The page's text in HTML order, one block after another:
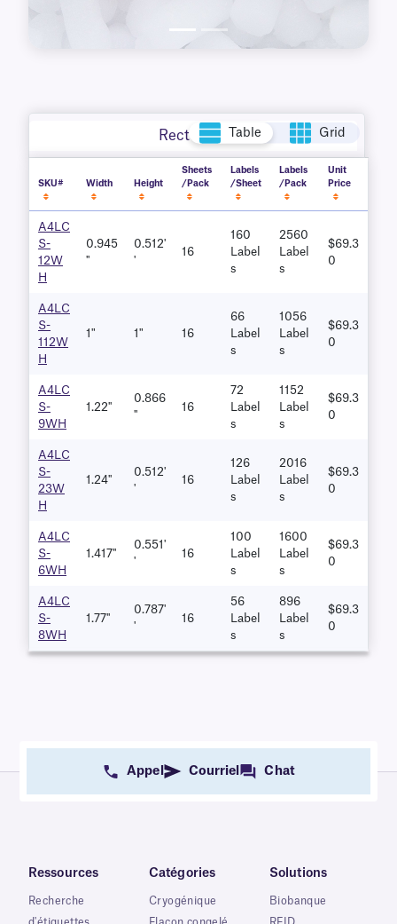
Rectangle Table Grid
SKU# Width Height
Sheets
/Pack
Labels
/Sheet
Labels
/Pack
Unit
Price
A4LC
S-
12W
H
0.945
''
0.512'
'
16
160
Label
S
2560
Label
S
$69.3
0
A4LC
S-
112W
H
1" 1" 16
66
Label
S
1056
Label
S
$69.3
0
A4LC
S-
9WH
1.22''
0.866
''
16
72
Label
S
1152
Label
S
$69.3
0
A4LC
S-
23W
H
1.24''
0.512'
'
16
126
Label
S
2016
Label
S
$69.3
0
A4LC
S-
6WH
1.417''
0.551'
'
16
100
Label
S
1600
Label
S
$69.3
0
A4LC
S-
8WH
1.77''
0.787'
'
16
56
Label
S
896
Label
S
$69.3
0
Appel Courriel Chat
Ressources
Recherche
Catégories
Cryogénique
Solutions
Biobanque